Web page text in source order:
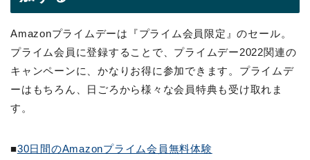
Amazonプライムデーは『プライム会員限定』のセール。
プライム会員に登録することで、プライムデー2022関連の
キャンペーンに、かなりお得に参加できます。プライムデ
ーはもちろん、日ごろから様々な会員特典も受け取れま
す。
■30日間のAmazonプライム会員無料体験